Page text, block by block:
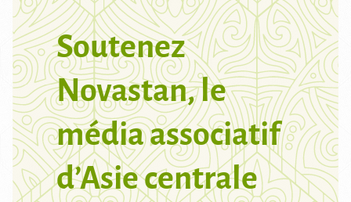
Soutenez
Novastan, le
média associatif
d’Asie centrale